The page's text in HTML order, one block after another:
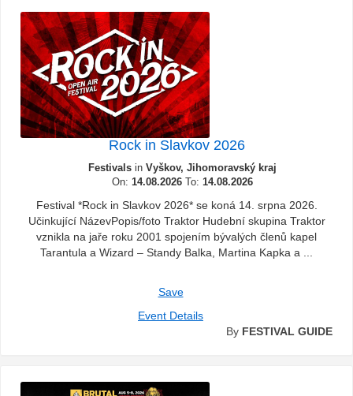
Rock in Slavkov 2026
Festivals in Vyškov, Jihomoravský kraj
On: 14.08.2026 To: 14.08.2026
Festival *Rock in Slavkov 2026* se koná 14. srpna 2026.
Učinkující NázevPopis/foto Traktor Hudební skupina Traktor
vznikla na jaře roku 2001 spojením bývalých členů kapel
Tarantula a Wizard – Standy Balka, Martina Kapka a ...
Save
Event Details
By FESTIVAL GUIDE